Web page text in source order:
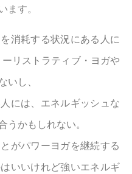
ます。
消耗する状況にある人に
リストラティブ・ヨガや
いし、
には、エネルギッシュな
うかもしれない。
がパワーヨガを継続する
いいけれど強いエネルギ